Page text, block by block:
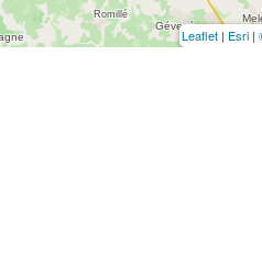
Leaflet | Esri |